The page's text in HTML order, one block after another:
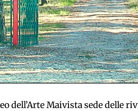
dell’Arte Maivista sede delle